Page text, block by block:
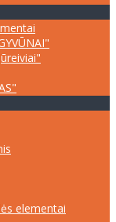
elementai